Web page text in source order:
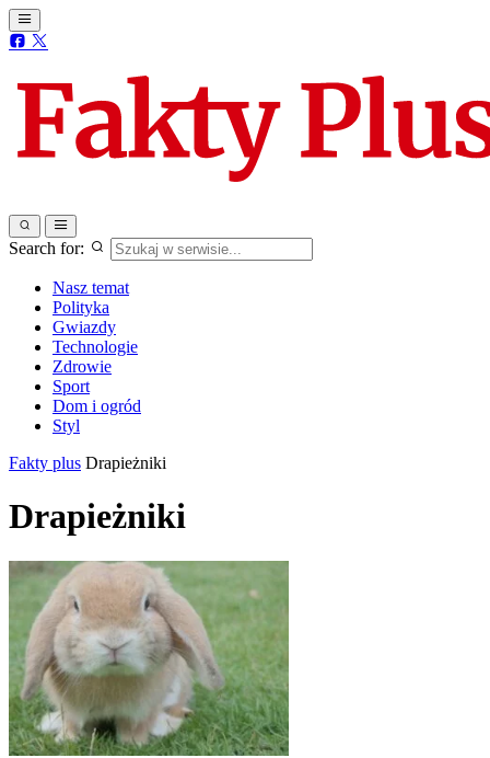
Search for:
Nasz temat
Polityka
Gwiazdy
Technologie
Zdrowie
Sport
Dom i ogród
Styl
Fakty plus Drapieżniki
Drapieżniki